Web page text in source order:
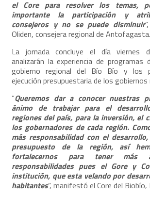
el Core para resolver los temas,
importante la participación y
consejeros y no se puede disminuir
Oliden, consejera regional de Antofagasta.
La jornada concluye el día viernes
analizarán la experiencia de programas
gobierno regional del Bío Bío y los
ejecución presupuestaria de los gobiernos
“Queremos dar a conocer nuestras
ánimo de trabajar para el
regiones del país, para la inversión, el
los gobernadores de cada región.
más responsabilidad con el
presupuesto de la región, así
fortalecernos para tener más
responsabilidades pues el Gore y
institución, que esta velando por
habitantes”, manifestó el Core del